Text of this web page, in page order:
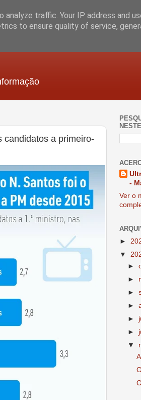
candidatos a primeiro-
-
Ver o
►
▼
►
►
►
►
►
►
▼
traffic. Your IP address and
to ensure quality of service,